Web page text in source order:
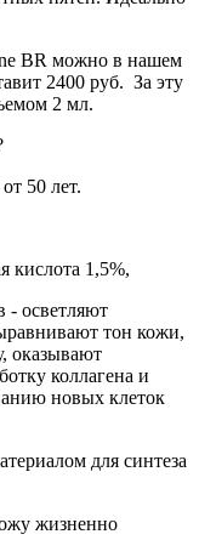
BR можно в нашем
2400 руб. За эту
2 мл.
50 лет.
кислота 1,5%,
- осветляют
тон кожи,
оказывают
коллагена и
новых клеток
для синтеза
жизненно